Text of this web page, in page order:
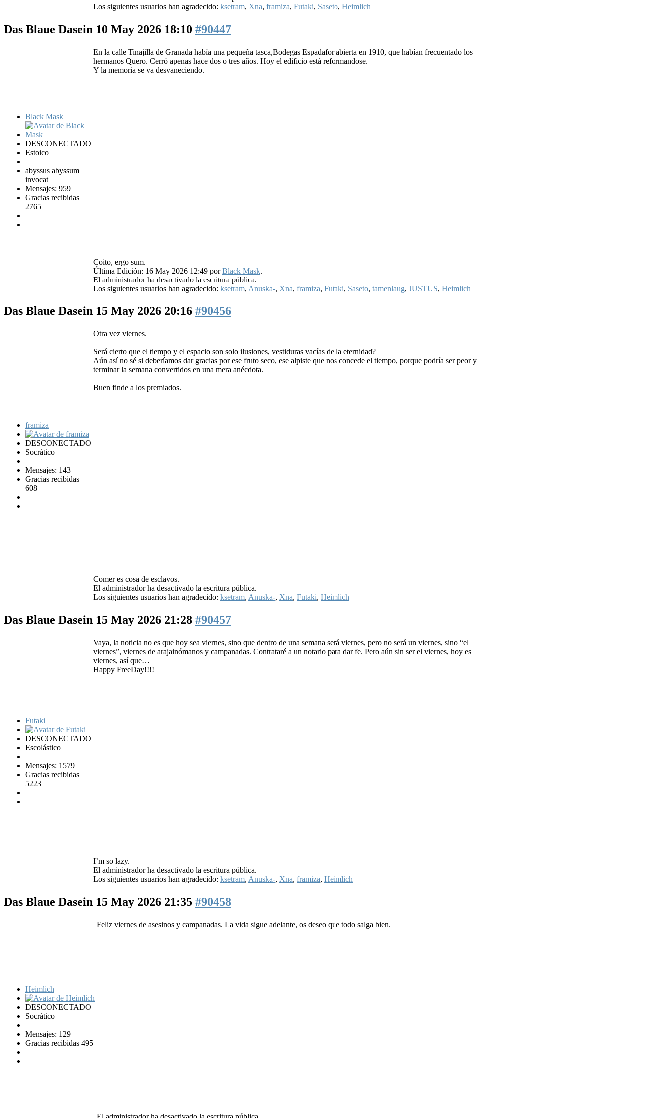
Los siguientes usuarios han agradecido: ksetram, Xna, framiza, Futaki, Saseto, Heimlich
Das Blaue Dasein 10 May 2026 18:10 #90447
Black Mask
DESCONECTADO
Estoico
abyssus abyssum
invocat
Mensajes: 959
Gracias recibidas
2765
En la calle Tinajilla de Granada había una pequeña tasca,Bodegas Espadafor abierta en 1910, que habían frecuentado los
hermanos Quero. Cerró apenas hace dos o tres años. Hoy el edificio está reformandose.
Y la memoria se va desvaneciendo.
Coito, ergo sum.
Última Edición: 16 May 2026 12:49 porBlack Mask.
El administrador ha desactivado la escritura pública.
Los siguientes usuarios han agradecido: ksetram, Anuska-, Xna, framiza, Futaki, Saseto, tamenlaug, JUSTUS, Heimlich
Das Blaue Dasein 15 May 2026 20:16 #90456
framiza
DESCONECTADO
Socrático
Mensajes: 143
Gracias recibidas
608
Otra vez viernes.
Será cierto que el tiempo y el espacio son solo ilusiones, vestiduras vacías de la eternidad?
Aún así no sé si deberíamos dar gracias por ese fruto seco, ese alpiste que nos concede el tiempo, porque podría ser peor y
terminar la semana convertidos en una mera anécdota.
Buen finde a los premiados.
Comer es cosa de esclavos.
El administrador ha desactivado la escritura pública.
Los siguientes usuarios han agradecido: ksetram, Anuska-, Xna, Futaki, Heimlich
Das Blaue Dasein 15 May 2026 21:28 #90457
Futaki
DESCONECTADO
Escolástico
Mensajes: 1579
Gracias recibidas
5223
Vaya, la noticia no es que hoy sea viernes, sino que dentro de una semana será viernes, pero no será un viernes, sino “el
viernes”, viernes de arajainómanos y campanadas. Contrataré a un notario para dar fe. Pero aún sin ser el viernes, hoy es
viernes, así que…
Happy FreeDay!!!!
I’m so lazy.
El administrador ha desactivado la escritura pública.
Los siguientes usuarios han agradecido: ksetram, Anuska-, Xna, framiza, Heimlich
Das Blaue Dasein 15 May 2026 21:35 #90458
Heimlich
DESCONECTADO
Socrático
Mensajes: 129
Gracias recibidas 495
Feliz viernes de asesinos y campanadas. La vida sigue adelante, os deseo que todo salga bien.
El administrador ha desactivado la escritura pública.